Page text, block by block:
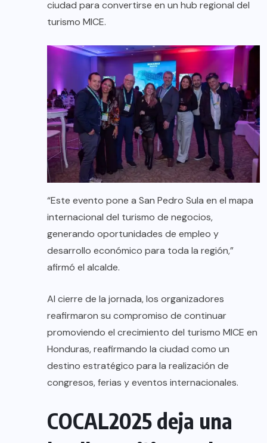
ciudad para convertirse en un hub regional del
turismo MICE.
“Este evento pone a San Pedro Sula en el mapa
internacional del turismo de negocios,
generando oportunidades de empleo y
desarrollo económico para toda la región,”
afirmó el alcalde.
Al cierre de la jornada, los organizadores
reafirmaron su compromiso de continuar
promoviendo el crecimiento del turismo MICE en
Honduras, reafirmando la ciudad como un
destino estratégico para la realización de
congresos, ferias y eventos internacionales.
COCAL2025 deja una